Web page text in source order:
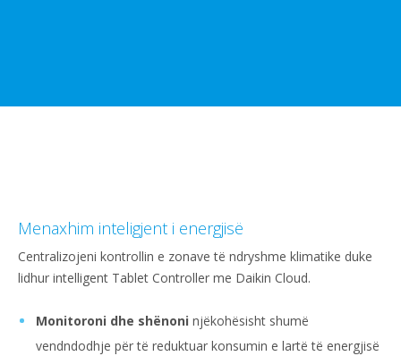
Menaxhim inteligjent i energjisë
Centralizojeni kontrollin e zonave të ndryshme klimatike duke
lidhur intelligent Tablet Controller me Daikin Cloud.
Monitoroni dhe shënoni njëkohësisht shumë
vendndodhje për të reduktuar konsumin e lartë të energjisë